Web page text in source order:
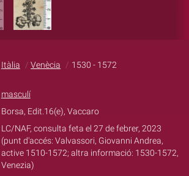
Itàlia Venècia 1530 - 1572
masculí
Borsa, Edit.16(e), Vaccaro
LC/NAF, consulta feta el 27 de febrer, 2023
(punt d'accés: Valvassori, Giovanni Andrea,
active 1510-1572; altra informació: 1530-1572,
Venezia)